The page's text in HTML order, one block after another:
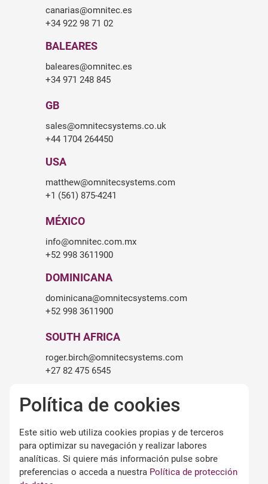
canarias@omnitec.es
+34 922 98 71 02
BALEARES
baleares@omnitec.es
+34 971 248 845
GB
sales@omnitecsystems.co.uk
+44 1704 264450
USA
matthew@omnitecsystems.com
+1 (561) 875-4241
MÉXICO
info@omnitec.com.mx
+52 998 3611900
DOMINICANA
dominicana@omnitecsystems.com
+52 998 3611900
SOUTH AFRICA
roger.birch@omnitecsystems.com
+27 82 475 6545
LEGALIDAD
Aviso legal
Términos y condiciones de uso
Política de cookies
Este sitio web utiliza cookies propias y de terceros
para optimizar su navegación y realizar labores
analíticas. Si quiere más información pulse sobre
preferencias o acceda a nuestra Política de protección